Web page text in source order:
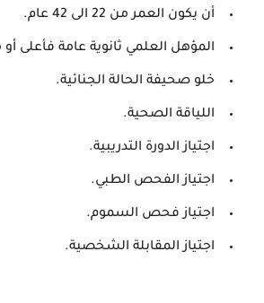
أن يكون العمر من 22 الى 42 عام.
المؤهل العلمي ثانوية عامة فأعلى أو
خلو صحيفة الحالة الجنائية.
اللياقة الصحية.
اجتياز الدورة التدريبية.
اجتياز الفحص الطبي.
اجتياز فحص السموم.
اجتياز المقابلة الشخصية.